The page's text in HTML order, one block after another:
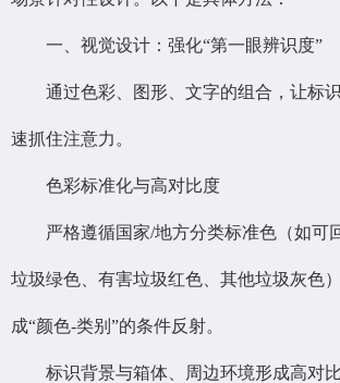
一、视觉设计：强化“第一眼辨识度”
通过色彩、图形、文字的组合，让标
速抓住注意力。
色彩标准化与高对比度
严格遵循国家/地方分类标准色（如可
垃圾绿色、有害垃圾红色、其他垃圾灰色
成“颜色-类别”的条件反射。
标识背景与箱体、周边环境形成高对